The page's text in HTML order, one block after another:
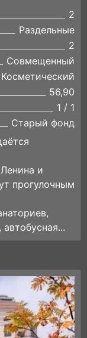
2
Раздельные
2
Совмещенный
Косметический
56,90
1 / 1
Старый фонд
и
прогулочным